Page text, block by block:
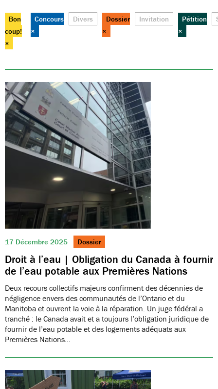
17 Décembre 2025 Dossier
Droit à l’eau | Obligation du Canada à fournir
de l’eau potable aux Premières Nations
Deux recours collectifs majeurs confirment des décennies de
négligence envers des communautés de l’Ontario et du
Manitoba et ouvrent la voie à la réparation. Un juge fédéral a
tranché : le Canada avait et a toujours l’obligation juridique de
fournir de l’eau potable et des logements adéquats aux
Premières Nations…
Bon
coup!
×
Concours
×
Divers
Dossier
×
Invitation
Pétition
×